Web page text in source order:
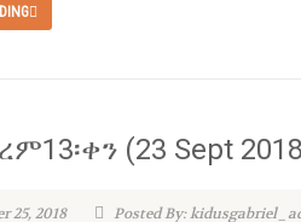
(23 Sept
25, 2018 Posted By: